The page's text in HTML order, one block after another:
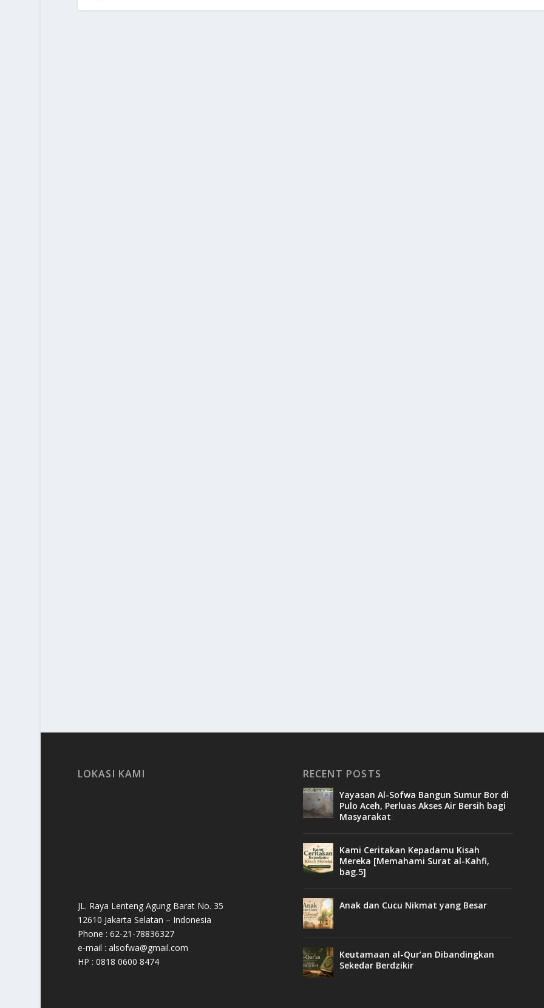
LOKASI KAMI
JL. Raya Lenteng Agung Barat No. 35
12610 Jakarta Selatan – Indonesia
Phone : 62-21-78836327
e-mail : alsofwa@gmail.com
HP : 0818 0600 8474
RECENT POSTS
Yayasan Al-Sofwa Bangun Sumur Bor di
Pulo Aceh, Perluas Akses Air Bersih bagi
Masyarakat
Kami Ceritakan Kepadamu Kisah
Mereka [Memahami Surat al-Kahfi,
bag.5]
Anak dan Cucu Nikmat yang Besar
Keutamaan al-Qur’an Dibandingkan
Sekedar Berdzikir